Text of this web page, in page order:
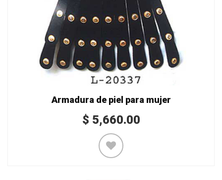
Armadura de piel para mujer
$ 5,660.00